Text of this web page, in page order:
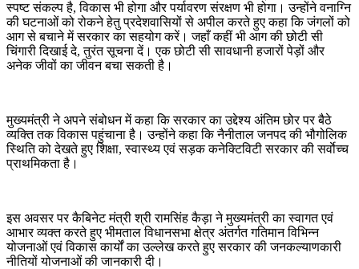
स्पष्ट संकल्प है, विकास भी होगा और पर्यावरण संरक्षण भी होगा। उन्होंने वनाग्नि
की घटनाओं को रोकने हेतु प्रदेशवासियों से अपील करते हुए कहा कि जंगलों को
आग से बचाने में सरकार का सहयोग करें। जहाँ कहीं भी आग की छोटी सी
चिंगारी दिखाई दे, तुरंत सूचना दें। एक छोटी सी सावधानी हजारों पेड़ों और
अनेक जीवों का जीवन बचा सकती है।
मुख्यमंत्री ने अपने संबोधन में कहा कि सरकार का उद्देश्य अंतिम छोर पर बैठे
व्यक्ति तक विकास पहुंचाना है। उन्होंने कहा कि नैनीताल जनपद की भौगोलिक
स्थिति को देखते हुए शिक्षा, स्वास्थ्य एवं सड़क कनेक्टिविटी सरकार की सर्वाेच्च
प्राथमिकता है।
इस अवसर पर कैबिनेट मंत्री श्री रामसिंह कैड़ा ने मुख्यमंत्री का स्वागत एवं
आभार व्यक्त करते हुए भीमताल विधानसभा क्षेत्र अंतर्गत गतिमान विभिन्न
योजनाओं एवं विकास कार्यों का उल्लेख करते हुए सरकार की जनकल्याणकारी
नीतियों योजनाओं की जानकारी दी।